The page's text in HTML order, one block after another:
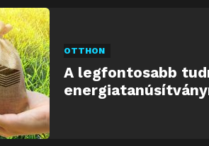
OTTHON
A legfontosabb